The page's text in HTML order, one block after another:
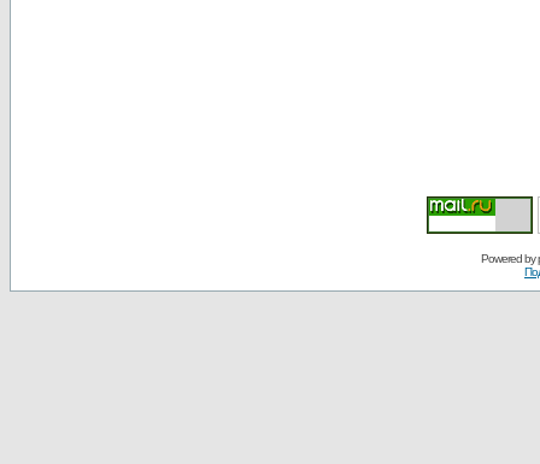
Powered by